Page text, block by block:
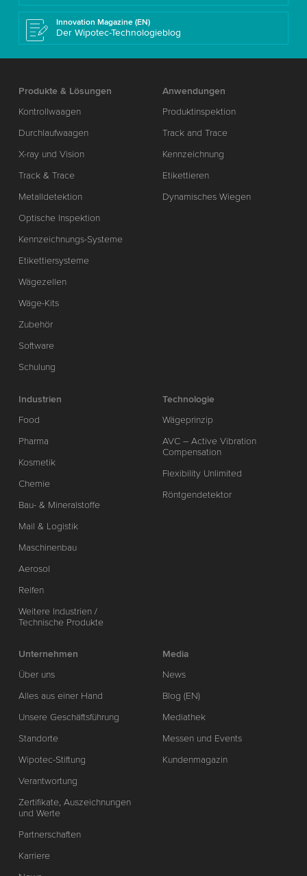
Innovation Magazine (EN)
Der Wipotec-Technologieblog
Produkte & Lösungen
Kontrollwaagen
Durchlaufwaagen
X-ray und Vision
Track & Trace
Metalldetektion
Optische Inspektion
Kennzeichnungs-Systeme
Etikettiersysteme
Wägezellen
Wäge-Kits
Zubehör
Software
Schulung
Anwendungen
Produktinspektion
Track and Trace
Kennzeichnung
Etikettieren
Dynamisches Wiegen
Industrien
Food
Pharma
Kosmetik
Chemie
Bau- & Mineralstoffe
Mail & Logistik
Maschinenbau
Aerosol
Reifen
Weitere Industrien /
Technische Produkte
Technologie
Wägeprinzip
AVC – Active Vibration
Compensation
Flexibility Unlimited
Röntgendetektor
Unternehmen
Über uns
Alles aus einer Hand
Unsere Geschäftsführung
Standorte
Wipotec-Stiftung
Verantwortung
Zertifikate, Auszeichnungen
und Werte
Partnerschaften
Karriere
Media
News
Blog (EN)
Mediathek
Messen und Events
Kundenmagazin